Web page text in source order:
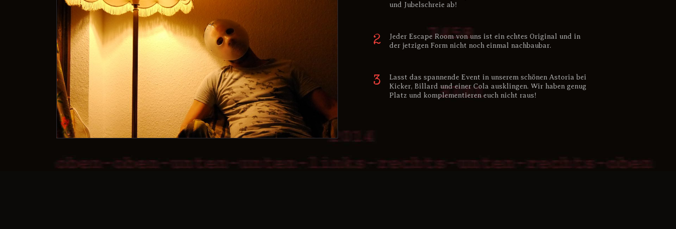
und Jubelschreie ab!
Jeder Escape Room von uns ist ein echtes Original und in
der jetzigen Form nicht noch einmal nachbaubar.
Lasst das spannende Event in unserem schönen Astoria bei
Kicker, Billard und einer Cola ausklingen. Wir haben genug
Platz und komplementieren euch nicht raus!